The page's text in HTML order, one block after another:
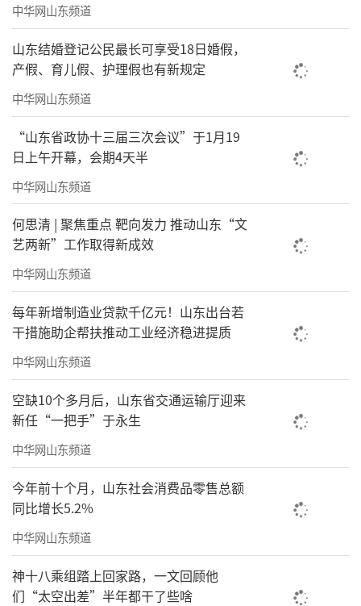
中华网山东频道
山东结婚登记公民最长可享受18日婚假，
产假、育儿假、护理假也有新规定
中华网山东频道
“山东省政协十三届三次会议”于1月19
日上午开幕，会期4天半
中华网山东频道
何思清 | 聚焦重点 靶向发力 推动山东“文
艺两新”工作取得新成效
中华网山东频道
每年新增制造业贷款千亿元！山东出台若
干措施助企帮扶推动工业经济稳进提质
中华网山东频道
空缺10个多月后，山东省交通运输厅迎来
新任“一把手”于永生
中华网山东频道
今年前十个月，山东社会消费品零售总额
同比增长5.2%
中华网山东频道
神十八乘组踏上回家路，一文回顾他
们“太空出差”半年都干了些啥